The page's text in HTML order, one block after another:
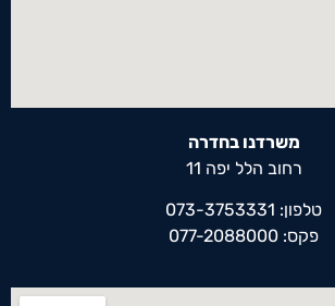
משרדנו בחדרה
רחוב הלל יפה 11
טלפון: 073-3753331
פקס: 077-2088000